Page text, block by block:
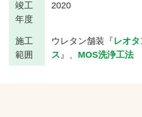
竣工
年度
2020
施工
範囲
ウレタン舗装『 レオ
ス』、 MOS洗浄工法